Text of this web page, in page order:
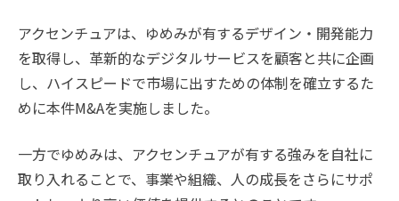
アクセンチュアは、ゆめみが有するデザイン・開発能力
を取得し、革新的なデジタルサービスを顧客と共に企画
し、ハイスピードで市場に出すための体制を確立するた
めに本件M&Aを実施しました。
一方でゆめみは、アクセンチュアが有する強みを自社に
取り入れることで、事業や組織、人の成長をさらにサポ